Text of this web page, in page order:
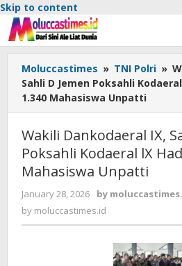
Skip to content
Moluccastimes » TNI Polri »
Sahli D Jemen Poksahli
1.340 Mahasiswa Unpatti
Wakili Dankodaeral IX,
Poksahli Kodaeral lX
Mahasiswa Unpatti
January 28, 2026 by
by moluccastimes.id